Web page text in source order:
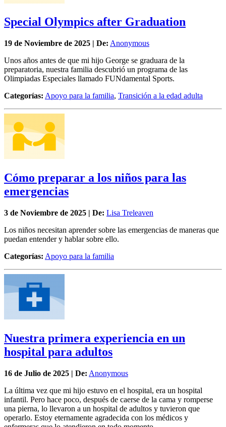
Special Olympics after Graduation
19 de Noviembre de 2025 | De: Anonymous
Unos años antes de que mi hijo George se graduara de la
preparatoria, nuestra familia descubrió un programa de las
Olimpiadas Especiales llamado FUNdamental Sports.
Categorías: Apoyo para la familia, Transición a la edad adulta
Cómo preparar a los niños para las
emergencias
3 de Noviembre de 2025 | De: Lisa Treleaven
Los niños necesitan aprender sobre las emergencias de maneras que
puedan entender y hablar sobre ello.
Categorías: Apoyo para la familia
Nuestra primera experiencia en un
hospital para adultos
16 de Julio de 2025 | De: Anonymous
La última vez que mi hijo estuvo en el hospital, era un hospital
infantil. Pero hace poco, después de caerse de la cama y romperse
una pierna, lo llevaron a un hospital de adultos y tuvieron que
operarlo. Estoy eternamente agradecida con los médicos y